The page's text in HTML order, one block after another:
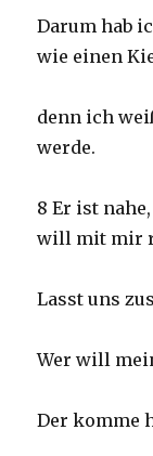
Darum hab
wie einen
denn ich
werde.
8 Er ist
will mit mir
Lasst uns
Wer will
Der komme